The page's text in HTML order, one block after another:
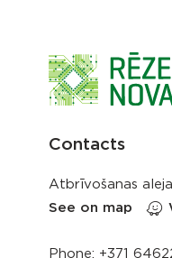
Contacts
Atbrīvošanas
See on map
Phone: +371